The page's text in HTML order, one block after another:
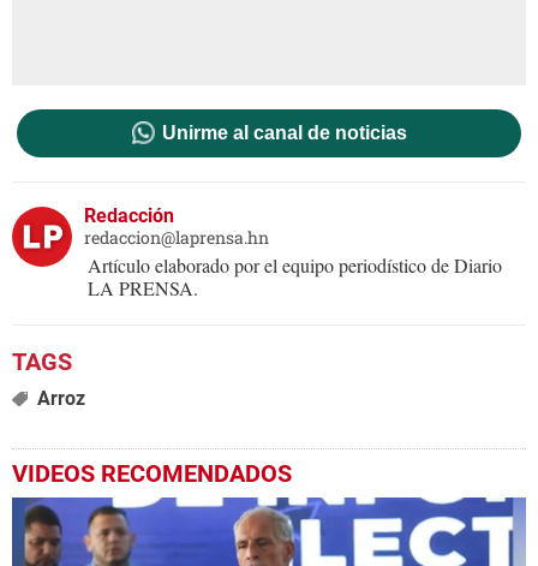
Unirme al canal de noticias
Redacción
redaccion@laprensa.hn
Artículo elaborado por el equipo periodístico de Diario
LA PRENSA.
Arroz
VIDEOS RECOMENDADOS